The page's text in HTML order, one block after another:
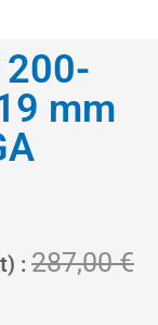
mm
: 287,00€